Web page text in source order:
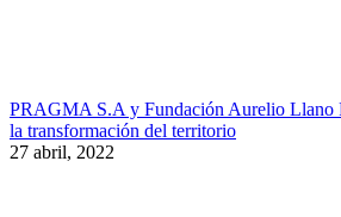
PRAGMA S.A y Fundación Aurelio Llano
la transformación del territorio
27 abril, 2022